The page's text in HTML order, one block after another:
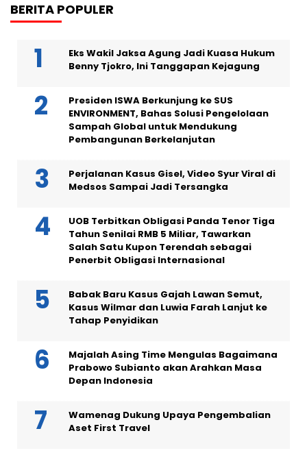
BERITA POPULER
Eks Wakil Jaksa Agung Jadi Kuasa Hukum
Benny Tjokro, Ini Tanggapan Kejagung
Presiden ISWA Berkunjung ke SUS
ENVIRONMENT, Bahas Solusi Pengelolaan
Sampah Global untuk Mendukung
Pembangunan Berkelanjutan
Perjalanan Kasus Gisel, Video Syur Viral di
Medsos Sampai Jadi Tersangka
UOB Terbitkan Obligasi Panda Tenor Tiga
Tahun Senilai RMB 5 Miliar, Tawarkan
Salah Satu Kupon Terendah sebagai
Penerbit Obligasi Internasional
Babak Baru Kasus Gajah Lawan Semut,
Kasus Wilmar dan Luwia Farah Lanjut ke
Tahap Penyidikan
Majalah Asing Time Mengulas Bagaimana
Prabowo Subianto akan Arahkan Masa
Depan Indonesia
Wamenag Dukung Upaya Pengembalian
Aset First Travel